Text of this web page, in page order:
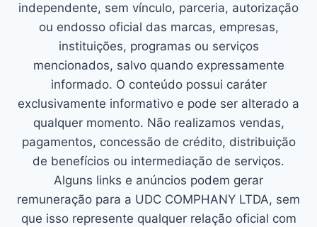
independente, sem vínculo, parceria, autorização
ou endosso oficial das marcas, empresas,
instituições, programas ou serviços
mencionados, salvo quando expressamente
informado. O conteúdo possui caráter
exclusivamente informativo e pode ser alterado a
qualquer momento. Não realizamos vendas,
pagamentos, concessão de crédito, distribuição
de benefícios ou intermediação de serviços.
Alguns links e anúncios podem gerar
remuneração para a UDC COMPHANY LTDA, sem
que isso represente qualquer relação oficial com